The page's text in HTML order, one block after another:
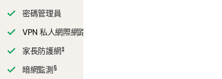
密碼管理員
VPN 私人網際網路連線
家長防護網‡
暗網監測 §